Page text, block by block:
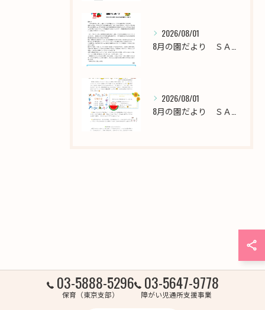
2026/08/01
2026/08/01
03-5888-5296
保育（東京支部）
03-5647-9778
障がい児通所支援事業